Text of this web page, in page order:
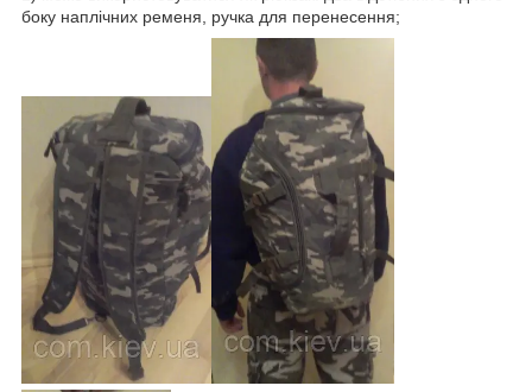
боку наплічних ременя, ручка для перенесення;